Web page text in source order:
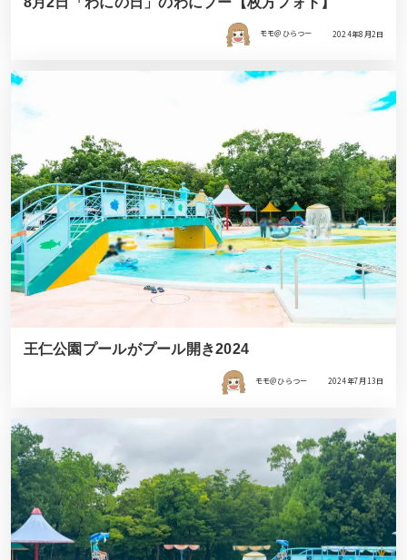
モモ＠ひらつー 2024年8月2日
王仁公園プールがプール開き2024
モモ＠ひらつー 2024年7月13日